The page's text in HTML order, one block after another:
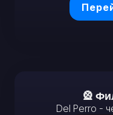
🎡
Del Perro -